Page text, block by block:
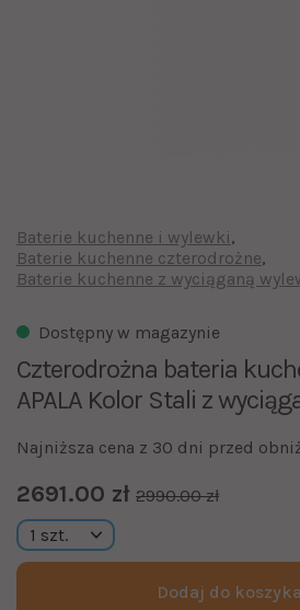
Baterie kuchenne i wylewki
Baterie kuchenne czterodrożne
Baterie kuchenne z wyciąganą
Dostępny w magazynie
Czterodrożna bateria
APALA Kolor Stali z
Najniższa cena z 30 dni przed
2691.00 zł 2990.00 zł
Dodaj do koszyka